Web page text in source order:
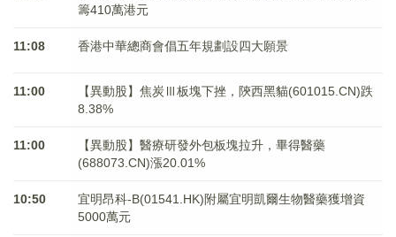
籌410萬港元
11:08 香港中華總商會倡五年規劃設四大願景
11:00
【異動股】焦炭Ⅲ板塊下挫，陝西黑貓(601015.CN)跌
8.38%
11:00
【異動股】醫療研發外包板塊拉升，畢得醫藥
(688073.CN)漲20.01%
10:50
宜明昂科-B(01541.HK)附屬宜明凱爾生物醫藥獲增資
5000萬元